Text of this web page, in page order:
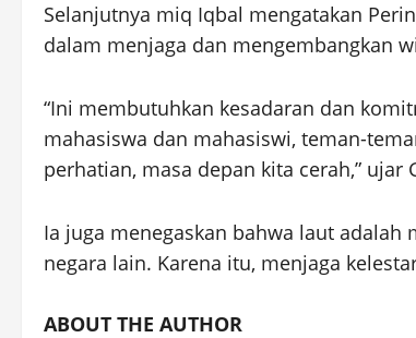
Selanjutnya miq Iqbal mengatakan
dalam menjaga dan mengembangkan
“Ini membutuhkan kesadaran dan
mahasiswa dan mahasiswi, teman-
perhatian, masa depan kita cerah,” ujar
Ia juga menegaskan bahwa laut
negara lain. Karena itu, menjaga
ABOUT THE AUTHOR